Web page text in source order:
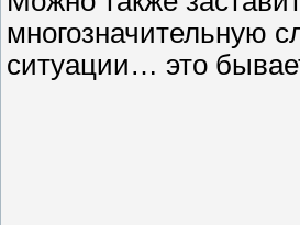
многозначительную
ситуации… это